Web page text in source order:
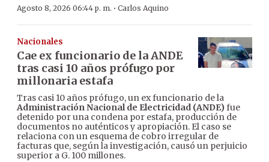
Agosto 8, 2026 06:44 p. m. · Carlos Aquino
Nacionales
Cae ex funcionario de la ANDE
tras casi 10 años prófugo por
millonaria estafa
Tras casi 10 años prófugo, un ex funcionario de la
Administración Nacional de Electricidad (ANDE)fue
detenido por una condena por estafa, producción de
documentos no auténticos y apropiación. El caso se
relaciona con un esquema de cobro irregular de
facturas que, según la investigación, causó un perjuicio
superior a G. 100 millones.